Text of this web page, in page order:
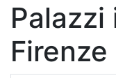
Palazzi
Firenze